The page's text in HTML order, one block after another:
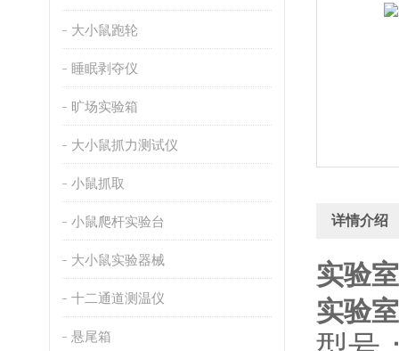
大小鼠跑轮
睡眠剥夺仪
旷场实验箱
大小鼠抓力测试仪
小鼠抓取
小鼠爬杆实验台
大小鼠实验器械
十二通道测温仪
悬尾箱
详情介绍
实验
实验